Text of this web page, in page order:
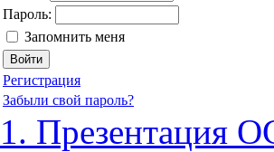
Пароль:
Запомнить меня
Регистрация
Забыли свой пароль?
1. Презентация